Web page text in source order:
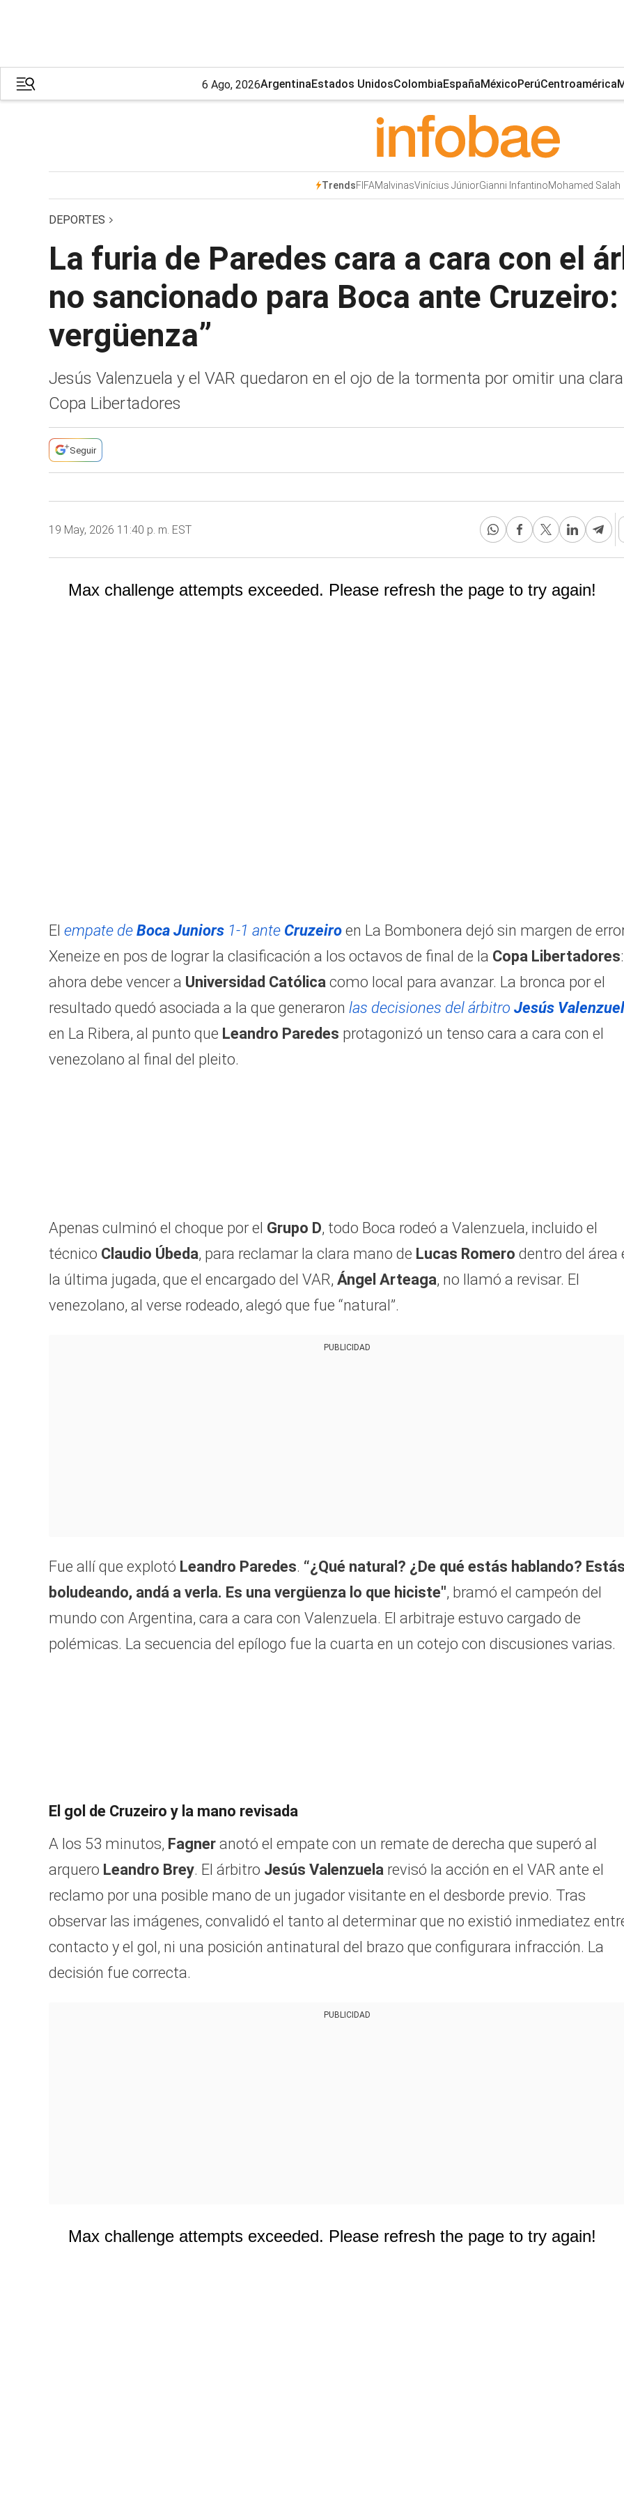
6 Ago, 2026ArgentinaEstados UnidosColombiaEspañaMéxicoPerúCentroamérica
TrendsFIFAMalvinasVinícius JúniorGianni InfantinoMohamed Salah
DEPORTES
La furia de Paredes cara a cara con el
no sancionado para Boca ante Cruzeiro:
vergüenza”
Jesús Valenzuela y el VAR quedaron en el ojo de la tormenta por omitir una
Copa Libertadores
Seguir
19 May, 2026 11:40 p. m. EST
El empate de Boca Juniors 1-1 ante Cruzeiro en La Bombonera dejó sin margen de
Xeneize en pos de lograr la clasificación a los octavos de final de la Copa Libertadores:
ahora debe vencer a Universidad Católica como local para avanzar. La bronca por el
resultado quedó asociada a la que generaron las decisiones del árbitro Jesús
en La Ribera, al punto que Leandro Paredes protagonizó un tenso cara a cara con el
venezolano al final del pleito.
Apenas culminó el choque por el Grupo D, todo Boca rodeó a Valenzuela, incluido el
técnico Claudio Úbeda, para reclamar la clara mano de Lucas Romero dentro del área
la última jugada, que el encargado del VAR, Ángel Arteaga, no llamó a revisar. El
venezolano, al verse rodeado, alegó que fue “natural”.
PUBLICIDAD
Fue allí que explotó Leandro Paredes. “¿Qué natural? ¿De qué estás hablando?
boludeando, andá a verla. Es una vergüenza lo que hiciste", bramó el campeón del
mundo con Argentina, cara a cara con Valenzuela. El arbitraje estuvo cargado de
polémicas. La secuencia del epílogo fue la cuarta en un cotejo con discusiones varias.
El gol de Cruzeiro y la mano revisada
A los 53 minutos, Fagner anotó el empate con un remate de derecha que superó al
arquero Leandro Brey. El árbitro Jesús Valenzuela revisó la acción en el VAR ante el
reclamo por una posible mano de un jugador visitante en el desborde previo. Tras
observar las imágenes, convalidó el tanto al determinar que no existió inmediatez
contacto y el gol, ni una posición antinatural del brazo que configurara infracción. La
decisión fue correcta.
PUBLICIDAD